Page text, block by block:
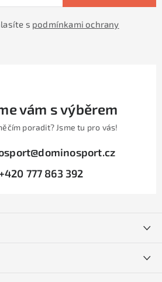
s podmínkami ochrany
vám s výběrem
poradit? Jsme tu pro vás!
@dominosport.cz
777 863 392